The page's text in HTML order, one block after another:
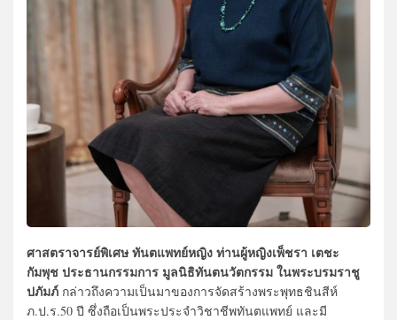
ศาสตราจารย์พิเศษ ทันตแพทย์หญิง ท่านผู้หญิงเพ็ชรา เตชะ
กัมพุช ประธานกรรมการ มูลนิธิทันตนวัตกรรม ในพระบรมราชู
ปภัมภ์ กล่าวถึงความเป็นมาของการจัดสร้างพระพุทธชินสีห์
ภ.ป.ร.50 ปี ซึ่งถือเป็นพระประจำวิชาชีพทันตแพทย์ และมี